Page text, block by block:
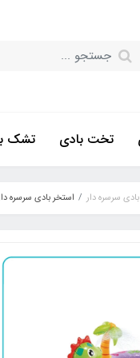
تخت بادی تشک
سرسره دار استخر بادی سرسره دار